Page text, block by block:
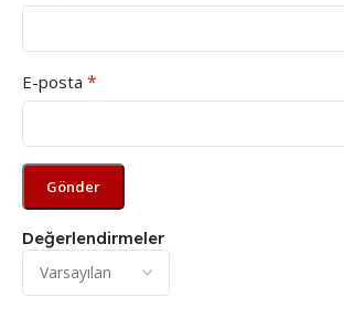
Değerlendirmeler
E-posta *